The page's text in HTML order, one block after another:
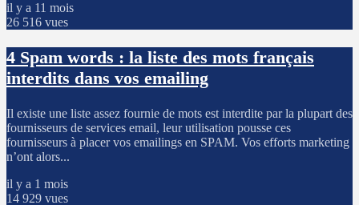
il y a 11 mois
26 516 vues
4 Spam words : la liste des mots français
interdits dans vos emailing
Il existe une liste assez fournie de mots est interdite par la plupart des
fournisseurs de services email, leur utilisation pousse ces
fournisseurs à placer vos emailings en SPAM. Vos efforts marketing
n’ont alors...
il y a 1 mois
14 929 vues